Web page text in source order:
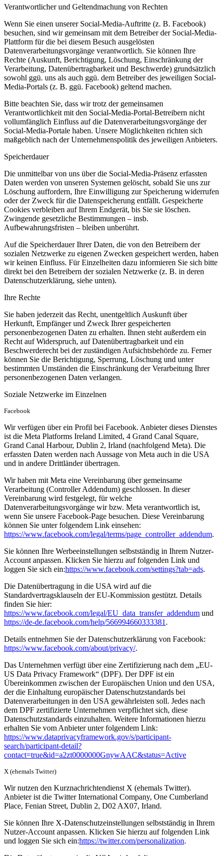
Verantwortlicher und Geltendmachung von Rechten
Wenn Sie einen unserer Social-Media-Auftritte (z. B. Facebook)
besuchen, sind wir gemeinsam mit dem Betreiber der Social-Media-
Plattform für die bei diesem Besuch ausgelösten
Datenverarbeitungsvorgänge verantwortlich. Sie können Ihre
Rechte (Auskunft, Berichtigung, Löschung, Einschränkung der
Verarbeitung, Datenübertragbarkeit und Beschwerde) grundsätzlich
sowohl ggü. uns als auch ggü. dem Betreiber des jeweiligen Social-
Media-Portals (z. B. ggü. Facebook) geltend machen.
Bitte beachten Sie, dass wir trotz der gemeinsamen
Verantwortlichkeit mit den Social-Media-Portal-Betreibern nicht
vollumfänglich Einfluss auf die Datenverarbeitungsvorgänge der
Social-Media-Portale haben. Unsere Möglichkeiten richten sich
maßgeblich nach der Unternehmenspolitik des jeweiligen Anbieters.
Speicherdauer
Die unmittelbar von uns über die Social-Media-Präsenz erfassten
Daten werden von unseren Systemen gelöscht, sobald Sie uns zur
Löschung auffordern, Ihre Einwilligung zur Speicherung widerrufen
oder der Zweck für die Datenspeicherung entfällt. Gespeicherte
Cookies verbleiben auf Ihrem Endgerät, bis Sie sie löschen.
Zwingende gesetzliche Bestimmungen – insb.
Aufbewahrungsfristen – bleiben unberührt.
Auf die Speicherdauer Ihrer Daten, die von den Betreibern der
sozialen Netzwerke zu eigenen Zwecken gespeichert werden, haben
wir keinen Einfluss. Für Einzelheiten dazu informieren Sie sich bitte
direkt bei den Betreibern der sozialen Netzwerke (z. B. in deren
Datenschutzerklärung, siehe unten).
Ihre Rechte
Sie haben jederzeit das Recht, unentgeltlich Auskunft über
Herkunft, Empfänger und Zweck Ihrer gespeicherten
personenbezogenen Daten zu erhalten. Ihnen steht außerdem ein
Recht auf Widerspruch, auf Datenübertragbarkeit und ein
Beschwerderecht bei der zuständigen Aufsichtsbehörde zu. Ferner
können Sie die Berichtigung, Sperrung, Löschung und unter
bestimmten Umständen die Einschränkung der Verarbeitung Ihrer
personenbezogenen Daten verlangen.
Soziale Netzwerke im Einzelnen
Facebook
Wir verfügen über ein Profil bei Facebook. Anbieter dieses Dienstes
ist die Meta Platforms Ireland Limited, 4 Grand Canal Square,
Grand Canal Harbour, Dublin 2, Irland (nachfolgend Meta). Die
erfassten Daten werden nach Aussage von Meta auch in die USA
und in andere Drittländer übertragen.
Wir haben mit Meta eine Vereinbarung über gemeinsame
Verarbeitung (Controller Addendum) geschlossen. In dieser
Vereinbarung wird festgelegt, für welche
Datenverarbeitungsvorgänge wir bzw. Meta verantwortlich ist,
wenn Sie unsere Facebook-Page besuchen. Diese Vereinbarung
können Sie unter folgendem Link einsehen:
https://www.facebook.com/legal/terms/page_controller_addendum.
Sie können Ihre Werbeeinstellungen selbstständig in Ihrem Nutzer-
Account anpassen. Klicken Sie hierzu auf folgenden Link und
loggen Sie sich ein:https://www.facebook.com/settings?tab=ads.
Die Datenübertragung in die USA wird auf die
Standardvertragsklauseln der EU-Kommission gestützt. Details
finden Sie hier:
https://www.facebook.com/legal/EU_data_transfer_addendum und
https://de-de.facebook.com/help/566994660333381 .
Details entnehmen Sie der Datenschutzerklärung von Facebook:
https://www.facebook.com/about/privacy/.
Das Unternehmen verfügt über eine Zertifizierung nach dem „EU-
US Data Privacy Framework“ (DPF). Der DPF ist ein
Übereinkommen zwischen der Europäischen Union und den USA,
der die Einhaltung europäischer Datenschutzstandards bei
Datenverarbeitungen in den USA gewährleisten soll. Jedes nach
dem DPF zertifizierte Unternehmen verpflichtet sich, diese
Datenschutzstandards einzuhalten. Weitere Informationen hierzu
erhalten Sie vom Anbieter unter folgendem Link:
https://www.dataprivacyframework.gov/s/participant-
search/participant-detail?
contact=true&id=a2zt0000000GnywAAC&status=Active
X (ehemals Twitter)
Wir nutzen den Kurznachrichtendienst X (ehemals Twitter).
Anbieter ist die Twitter International Company, One Cumberland
Place, Fenian Street, Dublin 2, D02 AX07, Irland.
Sie können Ihre X-Datenschutzeinstellungen selbstständig in Ihrem
Nutzer-Account anpassen. Klicken Sie hierzu auf folgenden Link
und loggen Sie sich ein:https://twitter.com/personalization.